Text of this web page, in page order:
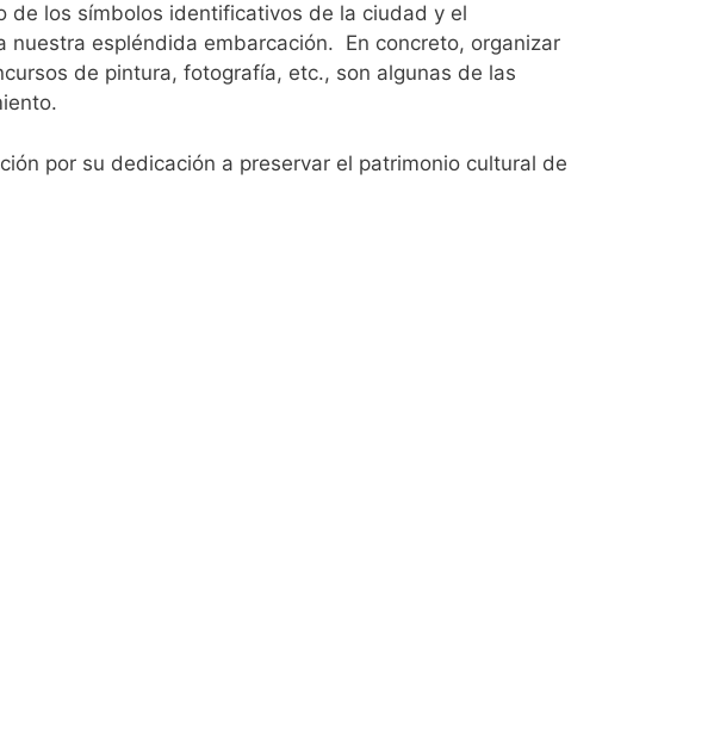
los símbolos identificativos de la ciudad y el
espléndida embarcación. En concreto, organizar
de pintura, fotografía, etc., son algunas de las
por su dedicación a preservar el patrimonio cultural de